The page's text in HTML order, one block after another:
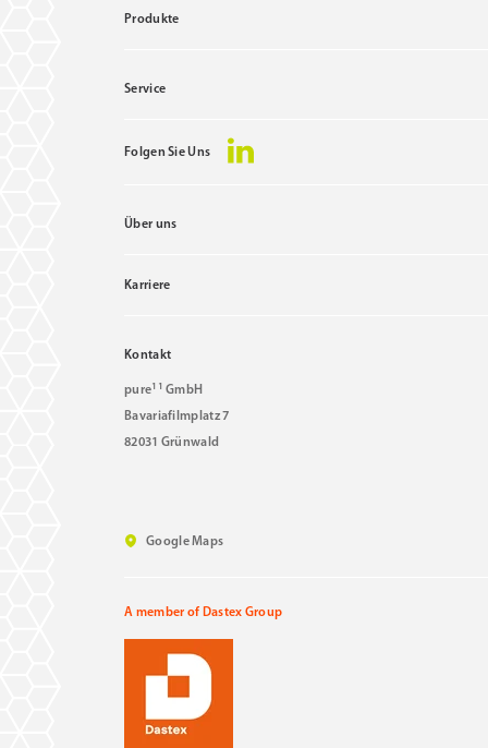
Produkte
Service
Folgen Sie Uns
Über uns
Karriere
Kontakt
pure11 GmbH
Bavariafilmplatz 7
82031 Grünwald
Google Maps
A member of Dastex Group